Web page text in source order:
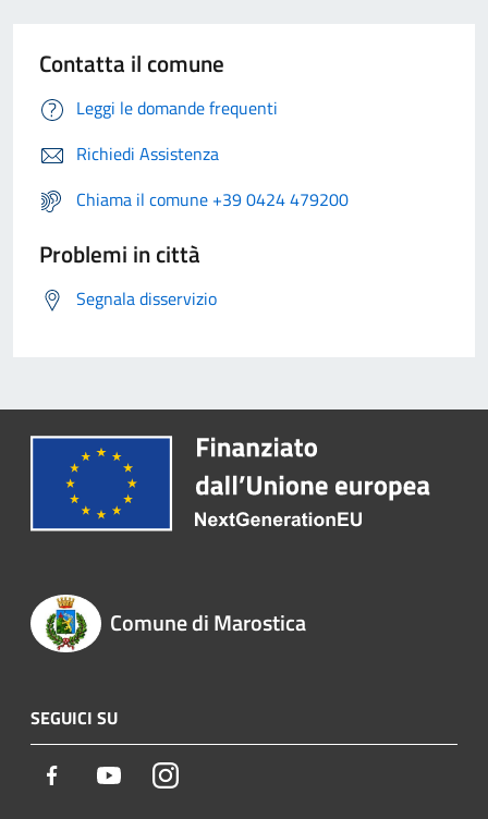
Contatta il comune
Leggi le domande frequenti
Richiedi Assistenza
Chiama il comune +39 0424 479200
Problemi in città
Segnala disservizio
Comune di Marostica
SEGUICI SU
Facebook YoutubeInstagram